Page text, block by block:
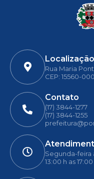
Localização
Rua Maria
CEP: 15560-000
Contato
(17) 3844-1277
(17) 3844-1255
Segunda-feira
13:00 h as 17:00